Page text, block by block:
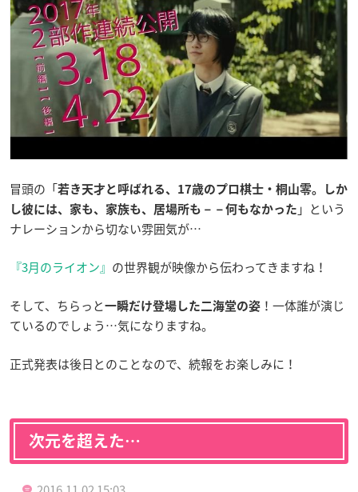
冒頭の「若き天才と呼ばれる、17歳のプロ棋士・桐山零。しか
し彼には、家も、家族も、居場所も－－何もなかっ た 」という
ナレーションから切ない雰囲気が…
『3月のライオン』 の世界観が映像から伝わってきますね！
そして、ちらっと一瞬だけ登場した二海堂の姿 ！一体誰が演じ
ているのでしょう…気になりますね。
正式発表は後日とのことなので、続報をお楽しみに！
次元を超えた…